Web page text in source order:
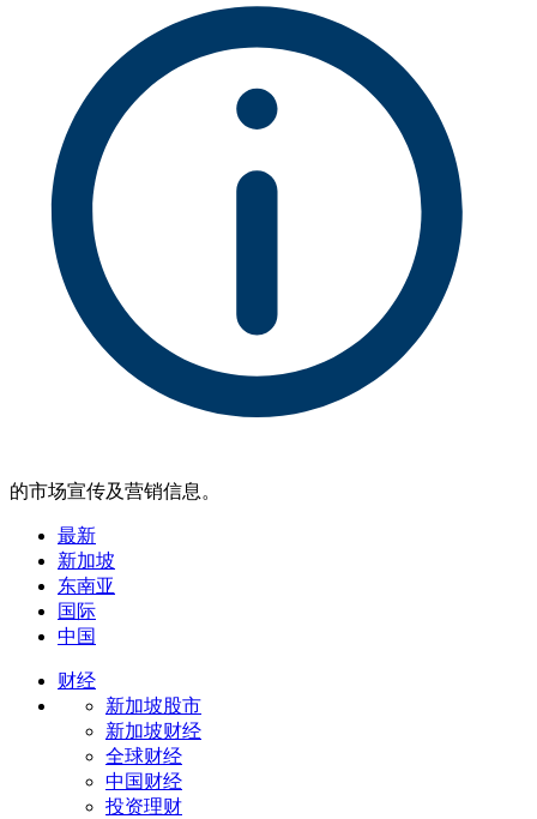
的市场宣传及营销信息。
最新
新加坡
东南亚
国际
中国
财经
新加坡股市
新加坡财经
全球财经
中国财经
投资理财